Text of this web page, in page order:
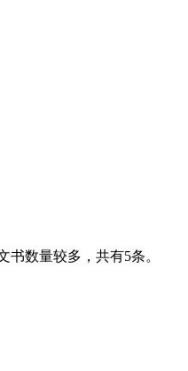
数量较多，共有5条。